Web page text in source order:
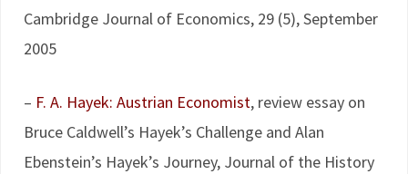
Cambridge Journal of Economics, 29 (5), September
2005
– F. A. Hayek: Austrian Economist, review essay on
Bruce Caldwell’s Hayek’s Challenge and Alan
Ebenstein’s Hayek’s Journey, Journal of the History